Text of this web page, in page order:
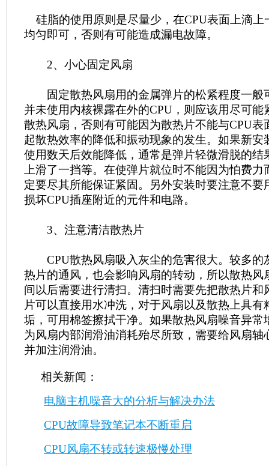
硅脂的使用原则是尽量少，在CPU表面上滴上
均匀即可，否则有可能造成漏电故障。
2、小心固定风扇
固定散热风扇用的金属弹片的松紧程度一般
并未使用内核裸露在外的CPU，则应该用尽可能
散热风扇，否则有可能因为散热片不能与CPU表
起散热效率的降低和振动现象的发生。如果新安
使用数天后效能降低，通常是弹片轻微滑脱的结
上滑了一挡等。在使弹片就位时不能因为怕费力
定要尽其所能保证紧固。另外安装时要注意不要
损坏CPU插座附近的元件和电路。
3、注意清洁散热片
CPU散热风扇吸入灰尘的危害很大。较多的
热片的通风，也会影响风扇的转动，所以散热风
间以后需要进行清扫。清扫时需要先把散热片和
片可以直接用水冲洗，对于风扇以及散热上具有
垢，可用棉签擦拭干净。如果散热风扇噪音异常
为风扇内部润滑油消耗殆尽所致，需要给风扇轴
并加注润滑油。
相关新闻：
电脑主机噪音大的分析与解决办法
CPU故障导致笔记本不断重启
CPU风扇不转或转速极慢处理